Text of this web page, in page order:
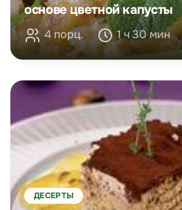
основе цветной капусты
4 порц. 1 ч 30 мин
ДЕСЕРТЫ